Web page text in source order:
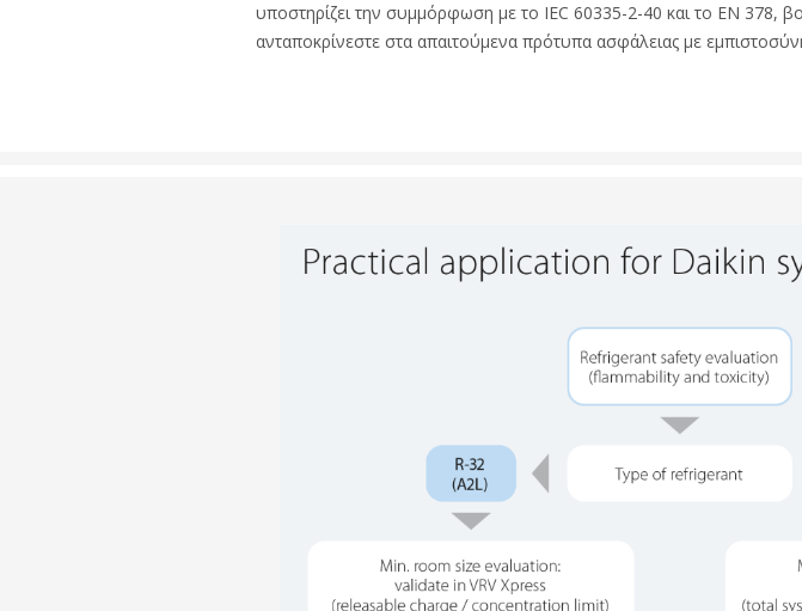
υποστηρίζει την συμμόρφωση με το IEC 60335-2-40 και το EN 378,
ανταποκρίνεστε στα απαιτούμενα πρότυπα ασφάλειας με